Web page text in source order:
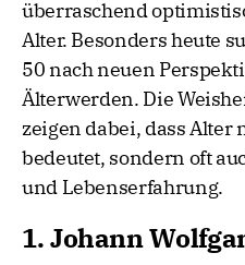
überraschend
Alter. Besonders heute
50 nach neuen
Älterwerden. Die
zeigen dabei, dass Alter
bedeutet, sondern oft
und Lebenserfahrung.
1. Johann